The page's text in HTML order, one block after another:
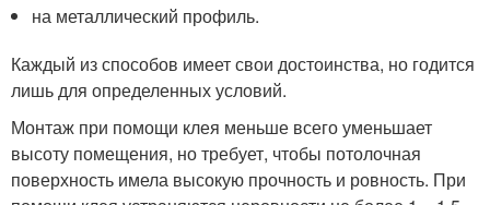
на металлический профиль.
Каждый из способов имеет свои достоинства, но годится
лишь для определенных условий.
Монтаж при помощи клея меньше всего уменьшает
высоту помещения, но требует, чтобы потолочная
поверхность имела высокую прочность и ровность. При